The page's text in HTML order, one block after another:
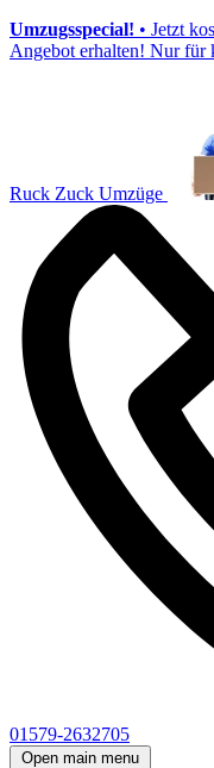
Umzugsspecial! • Jetzt
Angebot erhalten! Nur für
Ruck Zuck Umzüge
01579-2632705
Open main menu